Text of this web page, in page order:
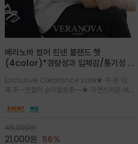
베라노바 썸머 린넨 블랜드 햇
(4color)*경량성과 입체감/통기성 좋
쾌적하게 착용/ 뒷트임 있어서 헤어스타
일링에도 편하게 쓰실수 있습니다
Exclusive Clearance sale★ 주.문.대.
폭.주 -전컬러 순차발송중~~★ 자연스러운 쉐입
련된 포인트/베이직한 컬러 구성으로 어떤 스타
용도 높은 아이템
48,000원
21,000원 56%